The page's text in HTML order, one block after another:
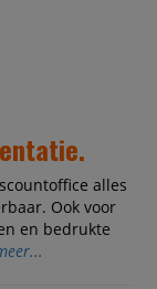
alles
Ook voor
en bedrukte